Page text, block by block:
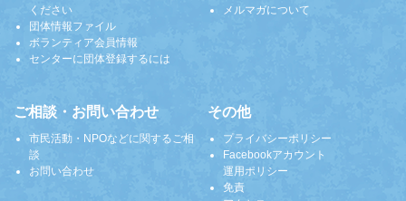
ください
団体情報ファイル
ボランティア会員情報
センターに団体登録するには
メルマガについて
ご相談・お問い合わせ
市民活動・NPOなどに関するご相
談
お問い合わせ
その他
プライバシーポリシー
Facebookアカウント
運用ポリシー
免責